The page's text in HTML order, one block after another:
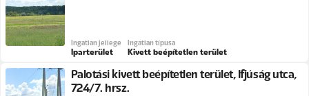
Ingatlan jellege
Iparterület
Ingatlan típusa
Kivett beépítetlen terület
Palotási kivett beépítetlen terület, Ifjúság utca,
724/7. hrsz.